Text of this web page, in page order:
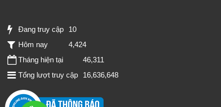
Đang truy cập
10
Hôm nay
4,424
Tháng hiện tại
46,311
Tổng lượt truy cập
16,636,648